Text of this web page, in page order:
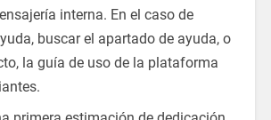
interna. En el caso de
buscar el apartado de ayuda, o
la guía de uso de la plataforma